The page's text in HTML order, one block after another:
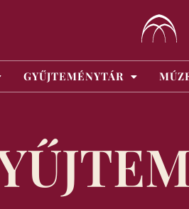
GYŰJTEMÉNYTÁR